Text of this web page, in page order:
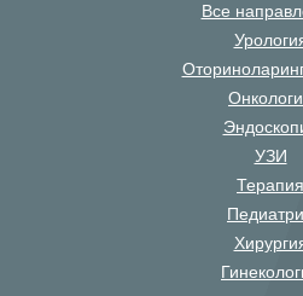
Все
УЗИ
Терапия